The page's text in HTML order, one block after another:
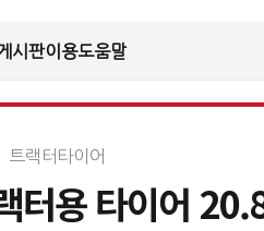
시판이용도움말
트랙터타이어
터용 타이어